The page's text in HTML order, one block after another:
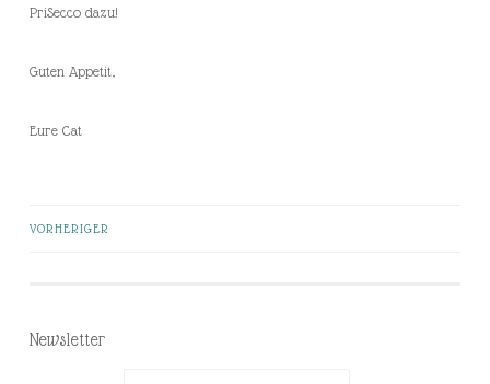
PriSecco dazu!
Guten Appetit,
Eure Cat
Beiträge-
VORHERIGER
Newsletter